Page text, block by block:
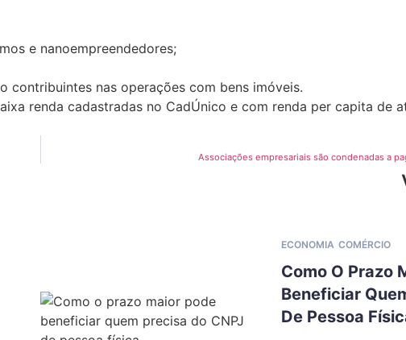
e nanoempreendedores;
nas operações com bens imóveis.
renda cadastradas no CadÚnico e com renda per capita de
Associações empresariais são condenadas a
ECONOMIA COMÉRCIO
Como O Prazo
Beneficiar
De Pessoa